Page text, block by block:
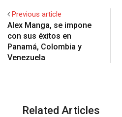
Previous article
Alex Manga, se impone
con sus éxitos en
Panamá, Colombia y
Venezuela
Related Articles